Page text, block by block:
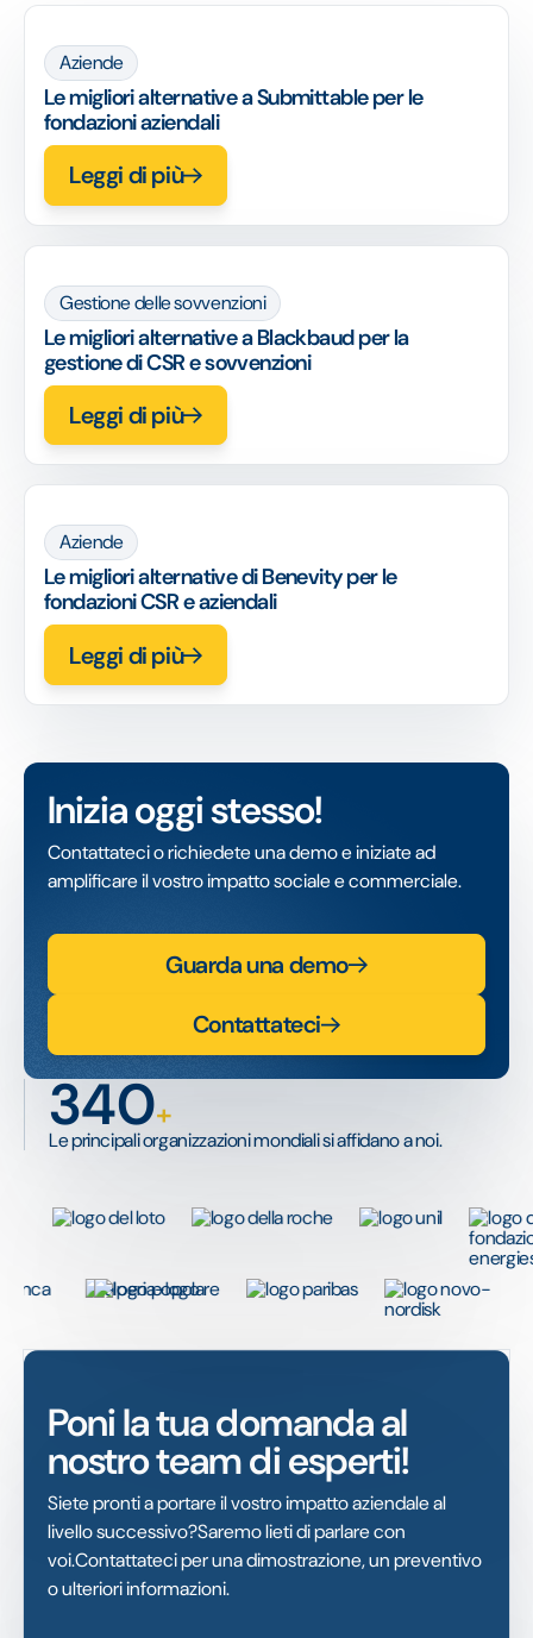
Aziende
Le migliori alternative a Submittable per le
fondazioni aziendali
Leggi di più
Gestione delle sovvenzioni
Le migliori alternative a Blackbaud per la
gestione di CSR e sovvenzioni
Leggi di più
Aziende
Le migliori alternative di Benevity per le
fondazioni CSR e aziendali
Leggi di più
Inizia oggi stesso!
Contattateci o richiedete una demo e iniziate ad
amplificare il vostro impatto sociale e commerciale.
Guarda una demo
Contattateci
340+
Le principali organizzazioni mondiali si affidano a noi.
Poni la tua domanda al
nostro team di esperti!
Siete pronti a portare il vostro impatto aziendale al
livello successivo?Saremo lieti di parlare con
voi.Contattateci per una dimostrazione, un preventivo
o ulteriori informazioni.